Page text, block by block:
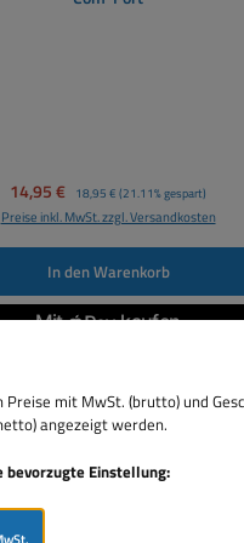
Verkaufspreis:
14,95 € Regulärer Preis:
18,95 € (21.11% gespart)
Preise inkl. MwSt. zzgl. Versandkosten
In den Warenkorb
Preise mit MwSt. (brutto) und
angezeigt werden.
bevorzugte Einstellung: